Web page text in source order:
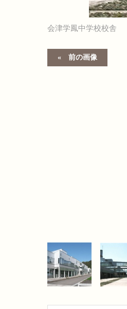
会津学鳳中学校校舎
前の画像